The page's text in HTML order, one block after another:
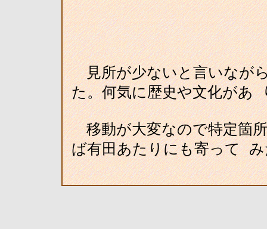
見所が少ないと言いなが
た。何気に歴史や文化があ
移動が大変なので特定箇
ば有田あたりにも寄って